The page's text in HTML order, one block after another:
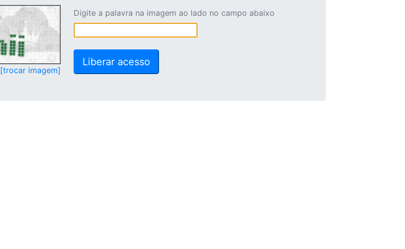
[trocar imagem]
Digite a palavra na imagem ao lado no campo abaixo